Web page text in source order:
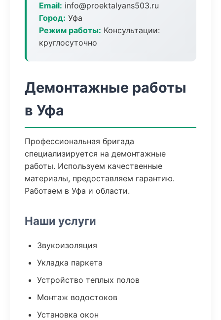
Email: info@proektalyans503.ru
Город: Уфа
Режим работы: Консультации:
круглосуточно
Демонтажные работы
в Уфа
Профессиональная бригада
специализируется на демонтажные
работы. Используем качественные
материалы, предоставляем гарантию.
Работаем в Уфа и области.
Наши услуги
Звукоизоляция
Укладка паркета
Устройство теплых полов
Монтаж водостоков
Установка окон